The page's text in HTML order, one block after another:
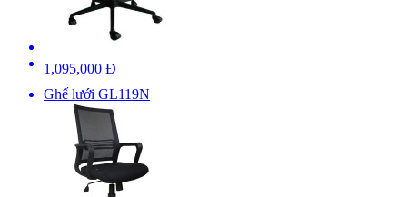
1,095,000 Đ
Ghế lưới GL119N